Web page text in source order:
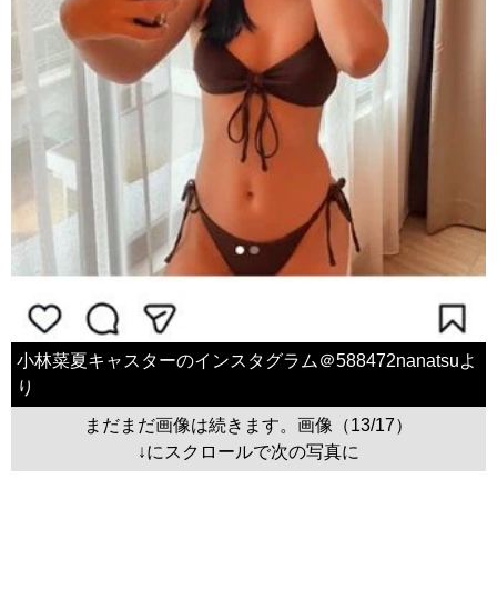
小林菜夏キャスターのインスタグラム＠588472nanatsuよ
り
まだまだ画像は続きます。画像（13/17）
↓にスクロールで次の写真に